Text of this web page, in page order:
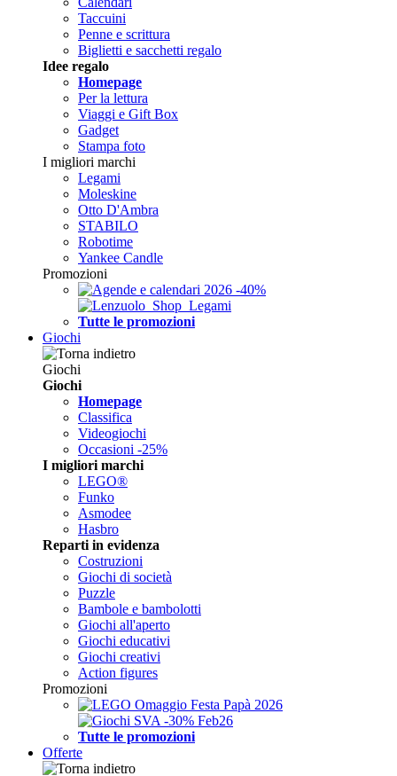
Taccuini
Penne e scrittura
Biglietti e sacchetti regalo
Idee regalo
Homepage
Per la lettura
Viaggi e Gift Box
Gadget
Stampa foto
I migliori marchi
Legami
Moleskine
Otto D'Ambra
STABILO
Robotime
Yankee Candle
Promozioni
Tutte le promozioni
Giochi
Giochi
Giochi
Homepage
Classifica
Videogiochi
Occasioni -25%
I migliori marchi
LEGO®
Funko
Asmodee
Hasbro
Reparti in evidenza
Costruzioni
Giochi di società
Puzzle
Bambole e bambolotti
Giochi all'aperto
Giochi educativi
Giochi creativi
Action figures
Promozioni
Tutte le promozioni
Offerte